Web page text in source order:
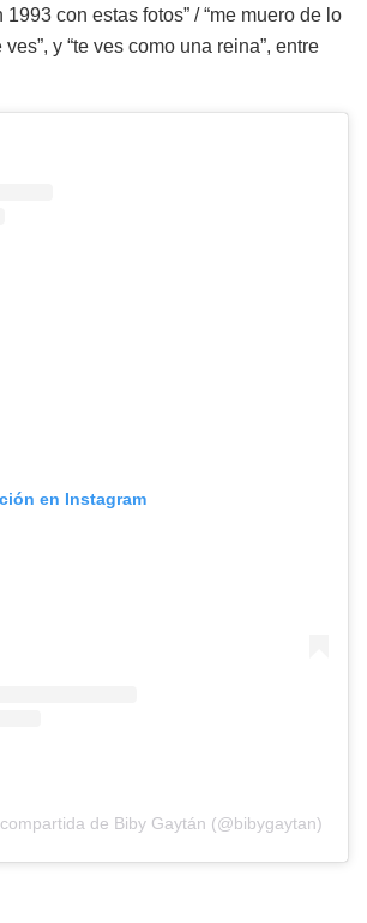
1993 con estas fotos” / “me muero de lo
y “te ves como una reina”, entre
en Instagram
de Biby Gaytán (@bibygaytan)